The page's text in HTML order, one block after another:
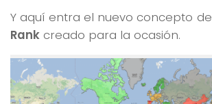
Y aquí entra el nuevo concepto de
Rank creado para la ocasión.